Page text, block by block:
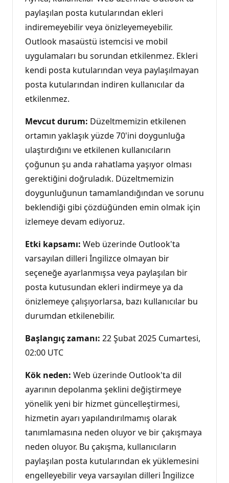
paylaşılan posta kutularından ekleri
indiremeyebilir veya önizleyemeyebilir.
Outlook masaüstü istemcisi ve mobil
uygulamaları bu sorundan etkilenmez. Ekleri
kendi posta kutularından veya paylaşılmayan
posta kutularından indiren kullanıcılar da
etkilenmez.
Mevcut durum: Düzeltmemizin etkilenen
ortamın yaklaşık yüzde 70'ini doygunluğa
ulaştırdığını ve etkilenen kullanıcıların
çoğunun şu anda rahatlama yaşıyor olması
gerektiğini doğruladık. Düzeltmemizin
doygunluğunun tamamlandığından ve sorunu
beklendiği gibi çözdüğünden emin olmak için
izlemeye devam ediyoruz.
Etki kapsamı: Web üzerinde Outlook'ta
varsayılan dilleri İngilizce olmayan bir
seçeneğe ayarlanmışsa veya paylaşılan bir
posta kutusundan ekleri indirmeye ya da
önizlemeye çalışıyorlarsa, bazı kullanıcılar bu
durumdan etkilenebilir.
Başlangıç zamanı: 22 Şubat 2025 Cumartesi,
02:00 UTC
Kök neden: Web üzerinde Outlook'ta dil
ayarının depolanma şeklini değiştirmeye
yönelik yeni bir hizmet güncelleştirmesi,
hizmetin ayarı yapılandırılmamış olarak
tanımlamasına neden oluyor ve bir çakışmaya
neden oluyor. Bu çakışma, kullanıcıların
paylaşılan posta kutularından ek yüklemesini
engelleyebilir veya varsayılan dilleri İngilizce